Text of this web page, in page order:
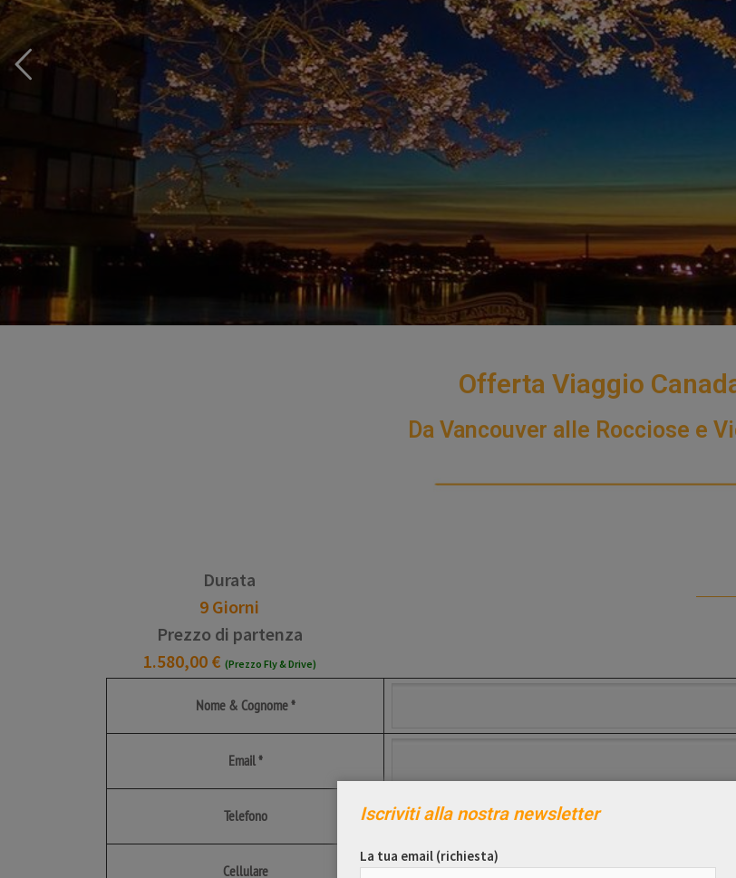
Offerta Viaggio
Da Vancouver alle Rocciose e
Durata
9 Giorni
Prezzo di partenza
1.580,00 € (Prezzo Fly & Drive)
Nome & Cognome *
Email *
Telefono
Cellulare
Iscriviti alla nostra newsletter
La tua email (richiesta)